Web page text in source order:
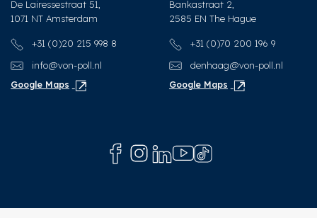
De Lairessestraat 51,
1071 NT Amsterdam
+31 (0)20 215 998 8
info@von-poll.nl
Google Maps
Bankastraat 2,
2585 EN The Hague
+31 (0)70 200 196 9
denhaag@von-poll.nl
Google Maps